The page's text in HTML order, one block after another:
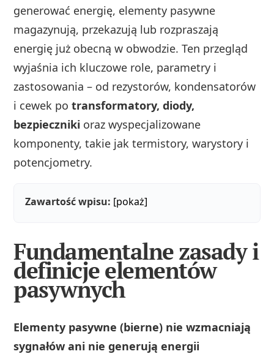
generować energię, elementy pasywne
magazynują, przekazują lub rozpraszają
energię już obecną w obwodzie. Ten przegląd
wyjaśnia ich kluczowe role, parametry i
zastosowania – od rezystorów, kondensatorów
i cewek potransformatory, diody,
bezpieczniki oraz wyspecjalizowane
komponenty, takie jak termistory, warystory i
potencjometry.
Zawartość wpisu: [pokaż]
Fundamentalne zasady i
definicje elementów
pasywnych
Elementy pasywne (bierne) nie wzmacniają
sygnałów ani nie generują energii